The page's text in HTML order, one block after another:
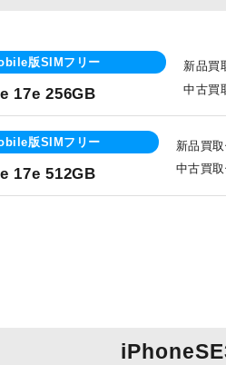
版SIMフリー
17e 256GB
新品買
中古買
版SIMフリー
17e 512GB
新品買
中古買